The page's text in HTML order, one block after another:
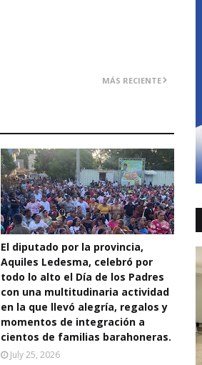
MÁS RECIENTE
El diputado por la provincia,
Aquiles Ledesma, celebró por
todo lo alto el Día de los Padres
con una multitudinaria actividad
en la que llevó alegría, regalos y
momentos de integración a
cientos de familias barahoneras.
July 25, 2026